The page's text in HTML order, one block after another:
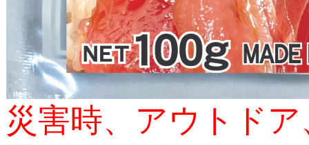
災害時、アウトド